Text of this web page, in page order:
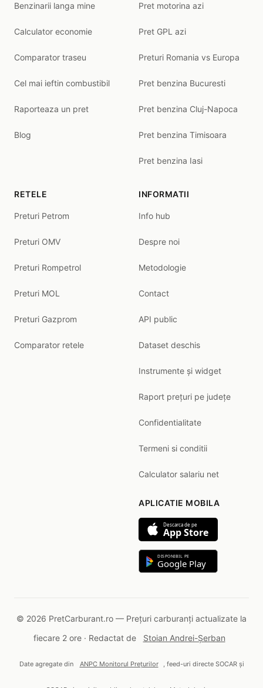
Benzinarii langa mine
Calculator economie
Comparator traseu
Cel mai ieftin combustibil
Raporteaza un pret
Blog
Pret motorina azi
Pret GPL azi
Preturi Romania vs Europa
Pret benzina Bucuresti
Pret benzina Cluj-Napoca
Pret benzina Timisoara
Pret benzina Iasi
RETELE
Preturi Petrom
Preturi OMV
Preturi Rompetrol
Preturi MOL
Preturi Gazprom
Comparator retele
INFORMATII
Info hub
Despre noi
Metodologie
Contact
API public
Dataset deschis
Instrumente și widget
Raport prețuri pe județe
Confidentialitate
Termeni si conditii
Calculator salariu net
APLICATIE MOBILA
Descarca de pe
App Store
DISPONIBIL PE
Google Play
© 2026 PretCarburant.ro — Prețuri carburanți actualizate la
fiecare 2 ore · Redactat de
Stoian Andrei-Șerban
Date agregate din ANPC Monitorul Prețurilor , feed-uri directe SOCAR și